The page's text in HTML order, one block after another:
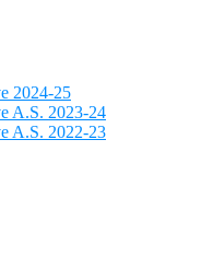
2024-25
A.S. 2023-24
A.S. 2022-23